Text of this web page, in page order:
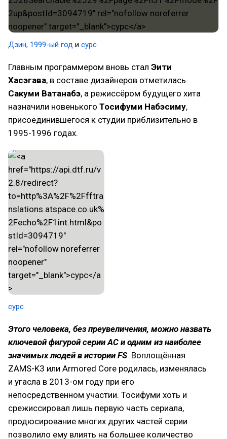
Дзин, 1999-ый год и сурс
Главным программером вновь стал Эити
Хасэгава, в составе дизайнеров отметилась
Сакуми Ватанабэ, а режиссёром будущего хита
назначили новенького Тосифуми Набэсиму,
присоединившегося к студии приблизительно в
1995-1996 годах.
сурс
Этого человека, без преувеличения, можно назвать
ключевой фигурой серии AC и одним из наиболее
значимых людей в истории FS. Воплощённая
ZAMS-K3 или Armored Core родилась, изменялась
и угасла в 2013-ом году при его
непосредственном участии. Тосифуми хоть и
срежиссировал лишь первую часть сериала,
продюсирование многих других частей серии
позволило ему влиять на большее количество